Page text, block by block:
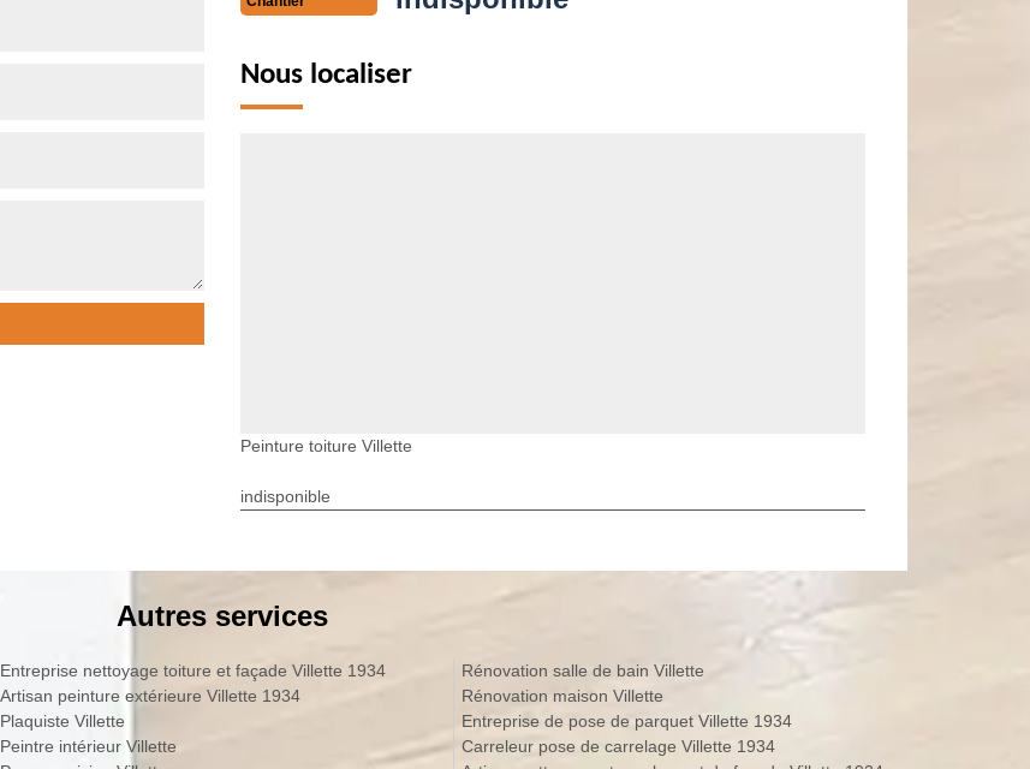
Nous localiser
Peinture toiture Villette
indisponible
Autres services
Entreprise nettoyage toiture et façade Villette 1934
Artisan peinture extérieure Villette 1934
Plaquiste Villette
Peintre intérieur Villette
Rénovation salle de bain Villette
Rénovation maison Villette
Entreprise de pose de parquet Villette 1934
Carreleur pose de carrelage Villette 1934